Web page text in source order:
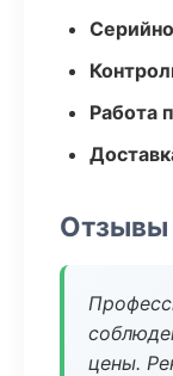
Работа
Отзывы
цены.